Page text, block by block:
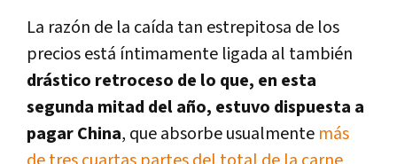
La razón de la caída tan estrepitosa de los
precios está íntimamente ligada al también
drástico retroceso de lo que, en esta
segunda mitad del año, estuvo dispuesta a
pagar China, que absorbe usualmente más